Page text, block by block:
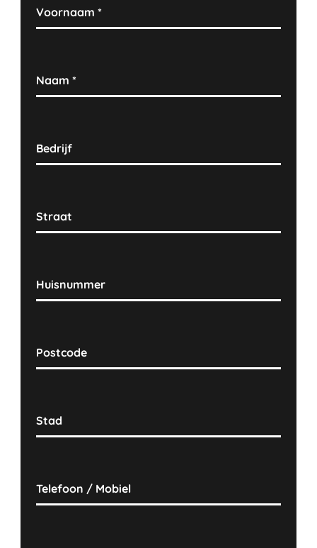
Voornaam*
Naam*
Bedrijf
Straat
Huisnummer
Postcode
Stad
Telefoon / Mobiel